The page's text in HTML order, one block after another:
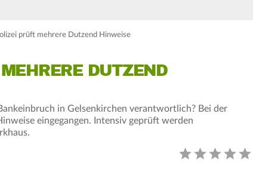
prüft mehrere Dutzend Hinweise
DUTZEND
in Gelsenkirchen verantwortlich? Bei der
eingegangen. Intensiv geprüft werden